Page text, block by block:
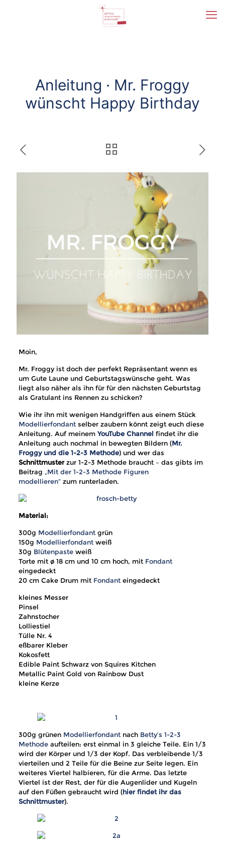
Anleitung · Mr. Froggy
wünscht Happy Birthday
Moin,
Mr. Froggy ist doch der perfekt Repräsentant wenn es
um Gute Laune und Geburtstagswünsche geht. Was
liegt also näher als ihn für für den nächsten Geburtstag
als Gratulant ins Rennen zu schicken?
Wie ihr ihn mit wenigen Handgriffen aus einem Stück
Modellierfondantselber zaubern könnt zeigt euch diese
Anleitung. Auf meinem YouTube Channel findet ihr die
Anleitung auch nochmal in bewegten Bildern (Mr.
Froggy und die 1-2-3 Methode) und wer das
Schnittmusterzur 1-2-3 Methode braucht – das gibts im
Beitrag „Mit der 1-2-3 Methode Figuren
modellieren“ zum runterladen.
Material:
300g Modellierfondantgrün
150g Modellierfondantweiß
30g Blütenpasteweiß
Torte mit ø 18 cm und 10 cm hoch, mit Fondant
eingedeckt
20 cm Cake Drum mit Fondanteingedeckt
kleines Messer
Pinsel
Zahnstocher
Lolliestiel
Tülle Nr. 4
eßbarer Kleber
Kokosfett
Edible Paint Schwarz von Squires Kitchen
Metallic Paint Gold von Rainbow Dust
kleine Kerze
300g grünen Modellierfondantnach Betty’s 1-2-3
Methodeaufteilen: erst einmal in 3 gleiche Teile. Ein 1/3
wird der Körper und 1/3 der Kopf. Das verbleibende 1/3
vierteilen und 2 Teile für die Beine zur Seite legen. Ein
weiteres Viertel halbieren, für die Arme. Das letzte
Viertel ist der Rest, der für die Augenlider und Kugeln
auf den Füßen gebraucht wird (hier findet ihr das
Schnittmuster).